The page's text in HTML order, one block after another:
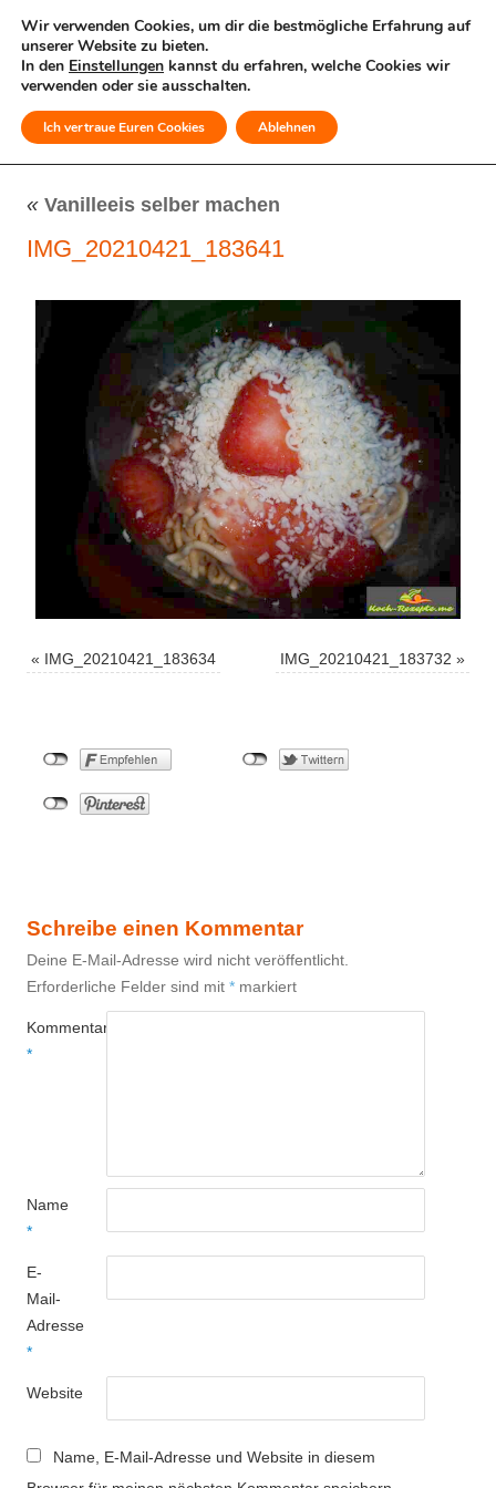
MENÜ
« Vanilleeis selber machen
IMG_20210421_183641
« IMG_20210421_183634 IMG_20210421_183732 »
Schreibe einen Kommentar
Deine E-Mail-Adresse wird nicht veröffentlicht.
Erforderliche Felder sind mit * markiert
Kommentar
*
Name
*
E-
Mail-
Adresse
*
Website
Name, E-Mail-Adresse und Website in diesem
Wir verwenden Cookies, um dir die bestmögliche Erfahrung auf
unserer Website zu bieten.
In den Einstellungen kannst du erfahren, welche Cookies wir
verwenden oder sie ausschalten.
Ich vertraue Euren Cookies Ablehnen